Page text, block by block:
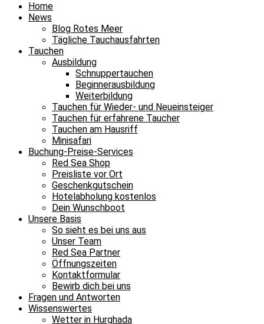
Home
News
Blog Rotes Meer
Tägliche Tauchausfahrten
Tauchen
Ausbildung
Schnuppertauchen
Beginnerausbildung
Weiterbildung
Tauchen für Wieder- und Neueinsteiger
Tauchen für erfahrene Taucher
Tauchen am Hausriff
Minisafari
Buchung-Preise-Services
Red Sea Shop
Preisliste vor Ort
Geschenkgutschein
Hotelabholung kostenlos
Dein Wunschboot
Unsere Basis
So sieht es bei uns aus
Unser Team
Red Sea Partner
Öffnungszeiten
Kontaktformular
Bewirb dich bei uns
Fragen und Antworten
Wissenswertes
Wetter in Hurghada